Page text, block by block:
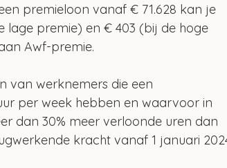
premieloon vanaf € 71.628 kan je
lage premie) en € 403 (bij de hoge
Awf-premie.
van werknemers die een
per week hebben en waarvoor in
dan 30% meer verloonde uren dan
kracht vanaf 1 januari